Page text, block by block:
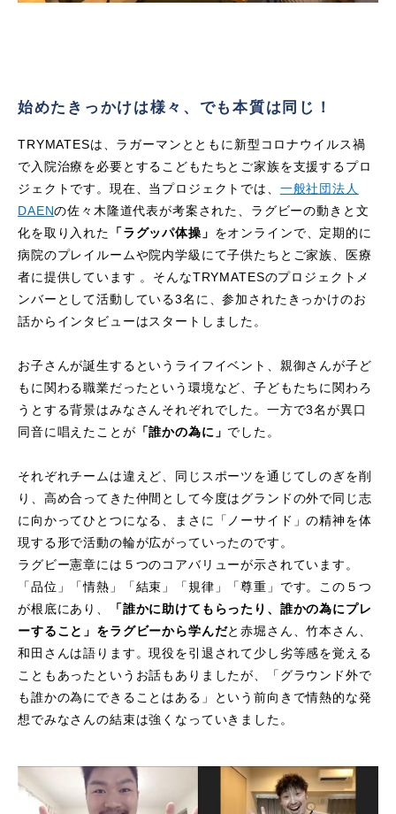
始めたきっかけは様々、でも本質は同じ！
TRYMATESは、ラガーマンとともに新型コロナウイルス禍
で入院治療を必要とするこどもたちとご家族を支援するプロ
ジェクトです。現在、当プロジェクトでは、 一般社団法人
DAENの佐々木隆道代表が考案された、ラグビーの動きと文
化を取り入れた
「ラグッパ体操」 をオンラインで、定期的に
病院のプレイルームや院内学級にて子供たちとご家族、医療
者に提供しています 。そんなTRYMATESのプロジェクトメ
ンバーとして活動している3名に、参加されたきっかけのお
話からインタビューはスタートしました。
お子さんが誕生するというライフイベント、親御さんが子ど
もに関わる職業だったという環境など、子どもたちに関わろ
うとする背景はみなさんそれぞれでした。一方で3名が異口
同音に唱えたことが 「誰かの為に」 でした。
それぞれチームは違えど、同じスポーツを通じてしのぎを削
り、高め合ってきた仲間として今度はグランドの外で同じ志
に向かってひとつになる、まさに「ノーサイド」の精神を体
現する形で活動の輪が広がっていったのです。
ラグビー憲章には５つのコアバリューが示されています。
「品位」「情熱」「結束」「規律」「尊重」です。この５つ
が根底にあり、
「誰かに助けてもらったり、誰かの為にプレ
ーすること」をラグビーから学んだと赤堀さん、竹本さん、
和田さんは語ります。現役を引退されて少し劣等感を覚える
こともあったというお話もありましたが、「グラウンド外で
も誰かの為にできることはある」という前向きで情熱的な発
想でみなさんの結束は強くなっていきました。